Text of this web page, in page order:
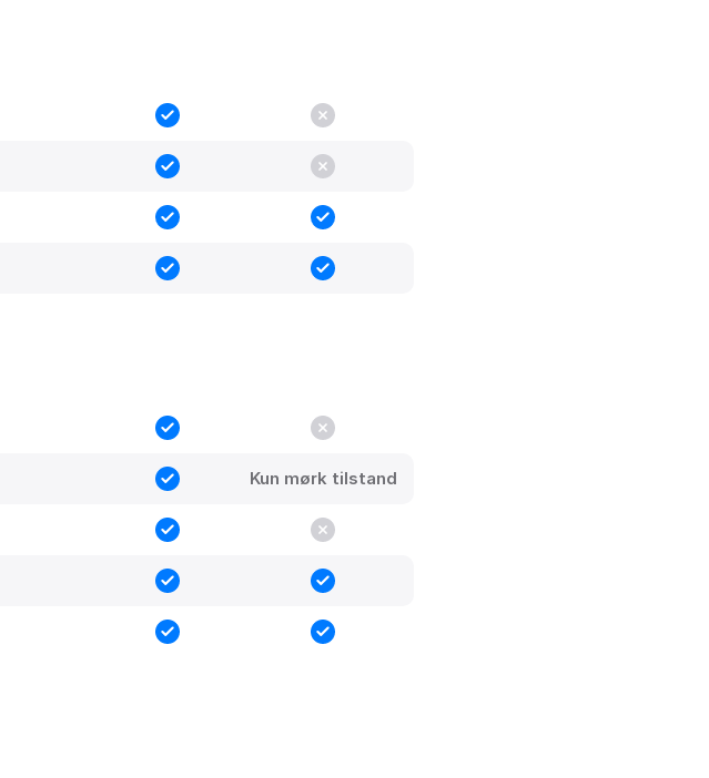
Kun mørk tilstand